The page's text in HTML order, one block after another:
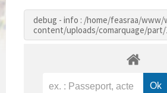
debug - info : /home/feasraa/www/
content/uploads/comarquage/part/